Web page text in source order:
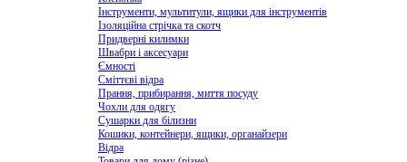
Інструменти, мультитули, ящики для інструментів
Ізоляційна стрічка та скотч
Придверні килимки
Швабри і аксесуари
Ємності
Сміттєві відра
Прання, прибирання, миття посуду
Чохли для одягу
Сушарки для білизни
Кошики, контейнери, ящики, органайзери
Відра